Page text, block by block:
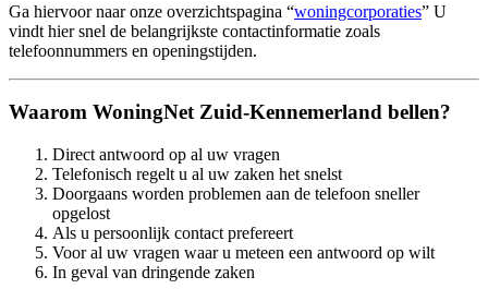
Ga hiervoor naar onze overzichtspagina “woningcorporaties” U
vindt hier snel de belangrijkste contactinformatie zoals
telefoonnummers en openingstijden.
Waarom WoningNet Zuid-Kennemerland bellen?
Direct antwoord op al uw vragen
Telefonisch regelt u al uw zaken het snelst
Doorgaans worden problemen aan de telefoon sneller
opgelost
Als u persoonlijk contact prefereert
Voor al uw vragen waar u meteen een antwoord op wilt
In geval van dringende zaken